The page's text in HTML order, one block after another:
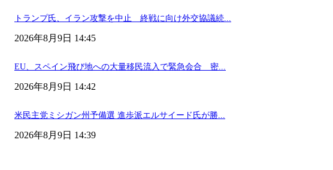
トランプ氏、イラン攻撃を中止 終戦に向け外交協議続...
2026年8月9日 14:45
EU、スペイン飛び地への大量移民流入で緊急会合 密...
2026年8月9日 14:42
米民主党ミシガン州予備選 進歩派エルサイード氏が勝...
2026年8月9日 14:39